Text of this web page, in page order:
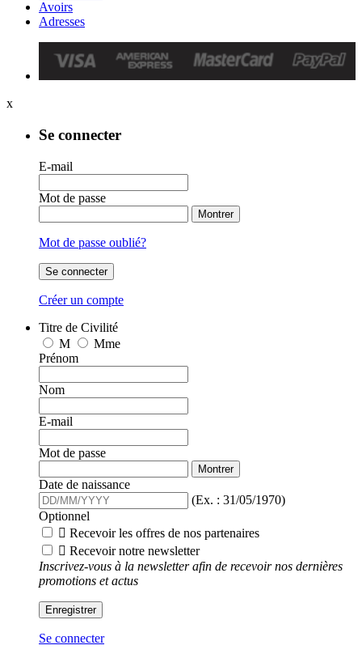
Avoirs
Adresses
x
Se connecter
E-mail
Mot de passe
Montrer
Mot de passe oublié?
Se connecter
Créer un compte
Titre de Civilité
M
Mme
Prénom
Nom
E-mail
Mot de passe
Montrer
Date de naissance
(Ex. : 31/05/1970)
Optionnel
 Recevoir les offres de nos partenaires
 Recevoir notre newsletter
Inscrivez-vous à la newsletter afin de recevoir nos dernières
promotions et actus
Enregistrer
Se connecter